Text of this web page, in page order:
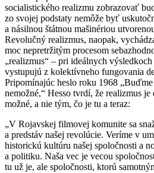
socialistického realizmu zobrazovať
zo svojej podstaty nemôže byť
a násilnou štátnou mašinériou
Revolučný realizmus, naopak,
moc nepretržitým procesom
„realizmus“ – pri ideálnych
vystupujú z kolektívneho fungovania
Pripomínajúc heslo roku 1968
nemožné,“ Hesso tvrdí, že realizmus
možné, a nie tým, čo je tu a teraz:
„V Rojavskej filmovej komunite sa
a predstáv našej revolúcie. Veríme v
historickú kultúru našej spoločnosti a
a politiku. Naša vec je vecou
tu už je, ale spoločnosti, ktorú